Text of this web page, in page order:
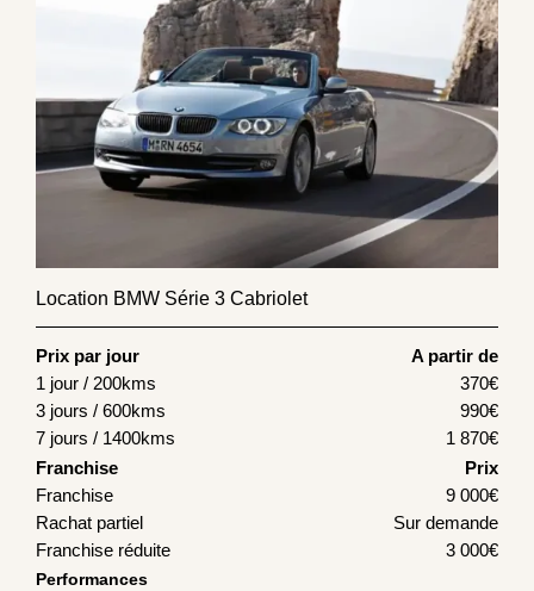
Location BMW Série 3 Cabriolet
Prix par jour
A partir de
1 jour / 200kms
370€
3 jours / 600kms
990€
7 jours / 1400kms
1 870€
Franchise
Prix
Franchise
9 000€
Rachat partiel
Sur demande
Franchise réduite
3 000€
Performances